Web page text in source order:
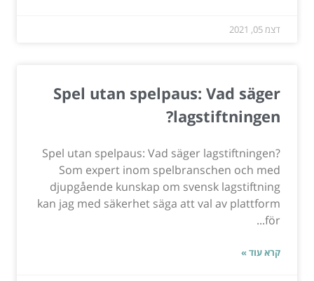
דצמ 05, 2021
Spel utan spelpaus: Vad säger
lagstiftningen?
Spel utan spelpaus: Vad säger lagstiftningen?
Som expert inom spelbranschen och med
djupgående kunskap om svensk lagstiftning
kan jag med säkerhet säga att val av plattform
för...
קרא עוד »